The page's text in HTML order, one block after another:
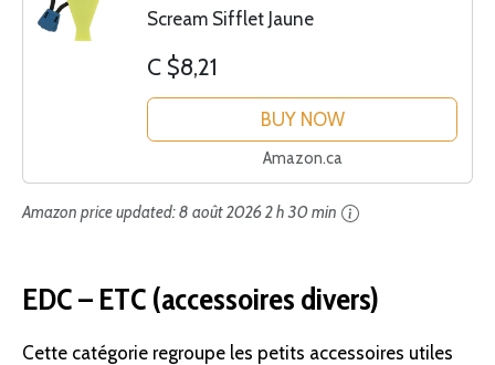
Scream Sifflet Jaune
C $8,21
BUY NOW
Amazon.ca
Amazon price updated:8 août 2026 2 h 30 min
EDC – ETC (accessoires divers)
Cette catégorie regroupe les petits accessoires utiles